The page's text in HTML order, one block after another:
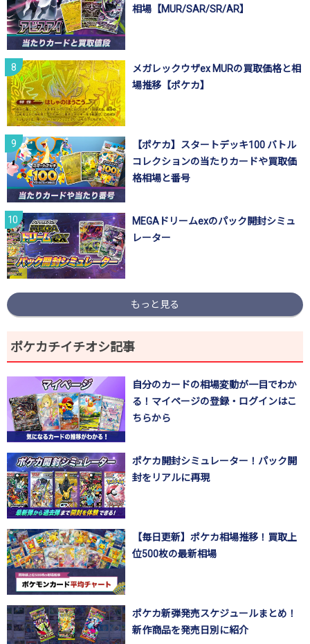
相場【MUR/SAR/SR/AR】
メガレックウザex MURの買取価格と相
場推移【ポケカ】
【ポケカ】スタートデッキ100 バトル
コレクションの当たりカードや買取価
格相場と番号
MEGAドリームexのパック開封シミュ
レーター
もっと見る
ポケカチイチオシ記事
自分のカードの相場変動が一目でわか
る！マイページの登録・ログインはこ
ちらから
ポケカ開封シミュレーター！パック開
封をリアルに再現
【毎日更新】ポケカ相場推移！買取上
位500枚の最新相場
ポケカ新弾発売スケジュールまとめ！
新作商品を発売日別に紹介